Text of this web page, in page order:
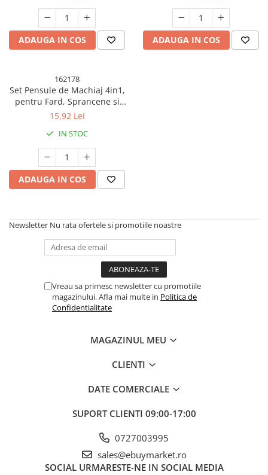
ADAUGA IN COS ADAUGA IN COS
162178
Set Pensule de Machiaj 4in1,
pentru Fard, Sprancene si
Buze, 16 cm, din Plastic,
15,92 Lei
IN STOC
ADAUGA IN COS
Newsletter Nu rata ofertele si promotiile noastre
Vreau sa primesc newsletter cu promotiile
magazinului. Afla mai multe in Politica de
Confidentialitate
MAGAZINUL MEU
CLIENTI
DATE COMERCIALE
SUPORT CLIENTI 09:00-17:00
0727003995
sales@ebuymarket.ro
SOCIAL URMARESTE-NE IN SOCIAL MEDIA